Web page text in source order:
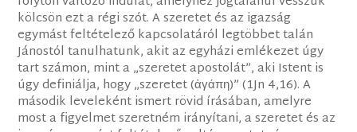
kölcsön ezt a régi szót. A szeretet és az igazság
egymást feltételező kapcsolatáról legtöbbet talán
Jánostól tanulhatunk, akit az egyházi emlékezet úgy
tart számon, mint a „szeretet apostolát”, aki Istent is
úgy definiálja, hogy „szeretet (ἀγάπη)” (1Jn 4,16). A
második leveleként ismert rövid írásában, amelyre
most a figyelmet szeretném irányítani, a szeretet és az